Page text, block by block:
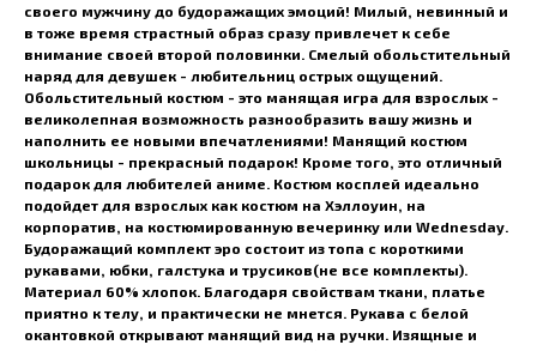
своего мужчину до будоражащих эмоций! Милый, невинный и
в тоже время страстный образ сразу привлечет к себе
внимание своей второй половинки. Смелый обольстительный
наряд для девушек - любительниц острых ощущений.
Обольстительный костюм - это манящая игра для взрослых -
великолепная возможность разнообразить вашу жизнь и
наполнить ее новыми впечатлениями! Манящий костюм
школьницы - прекрасный подарок! Кроме того, это отличный
подарок для любителей аниме. Костюм косплей идеально
подойдет для взрослых как костюм на Хэллоуин, на
корпоратив, на костюмированную вечеринку или Wednesday.
Будоражащий комплект эро состоит из топа с короткими
рукавами, юбки, галстука и трусиков(не все комплекты).
Материал 60% хлопок. Благодаря свойствам ткани, платье
приятно к телу, и практически не мнется. Рукава с белой
окантовкой открывают манящий вид на ручки. Изящные и